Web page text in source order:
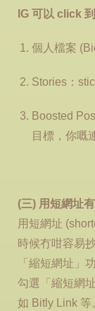
IG 可以 click
個人檔案
Stories：
Boosted
目標，你嘅
(三) 用短網址
用短網址
時候冇咁容易
「縮短網址」
勾選「縮短網
如 Bitly Link 等